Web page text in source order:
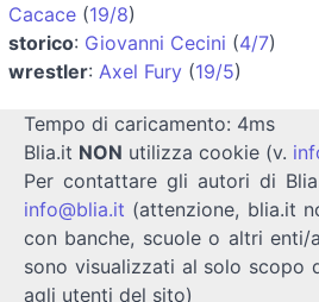
Cacace (19/8)
storico: Giovanni Cecini (4/7)
wrestler: Axel Fury (19/5)
Tempo di caricamento: 4ms
Blia.it NON utilizza cookie (v.
Per contattare gli autori di
info@blia.it (attenzione, blia.it
con banche, scuole o altri enti/
sono visualizzati al solo scopo
agli utenti del sito)